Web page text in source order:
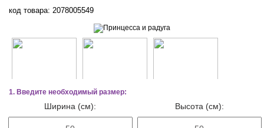
код товара: 2078005549
1. Введите необходимый размер:
Ширина (см): Высота (см):